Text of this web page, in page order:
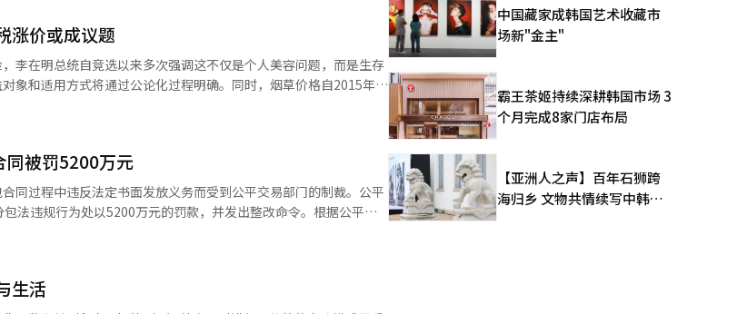
液化天然气运输的障碍可能导致氦等特种气体供应的不稳定。停火
SK海力士等半导体企业的业绩仍然受到人工智能半导体需求和内
企业用SSD的需求推动了业绩的改善。因此，将中东战争停火的效
低设备和材料采购成本、电力成本和物流费用的负担则具有重要意
电视、家电、智能手机和汽车电子部件的生产和销售网络遍布全
正常化并不意味着成本的立即恢复。战争期间积累的船舶等待和港
成后，霍尔木兹海峡通航的实际正常化速度、制裁的减轻范围以及
幅度。 业内人士表示：“电子和半导体行业并不像石油和石化行业
流、特种气体和电力成本的降低无疑是一个积极因素。”他补充
降的速度将是关键。”※ 本报道经人工智能（AI）系统翻译与编
费的公司数量大幅减少。 相比之下，银行业由于流
享受折扣的公司数量较去年有所减少。保险和金融投资行业则以标
万亿韩元，评估等级变动所导致的增加额仅为28亿韩元。※ 本报
涨价或成议题
李在明总统自竞选以来多次强调这不仅是个人美容问题，而是生存
象和适用方式将通过公论化过程明确。同时，烟草价格自2015年从
，涨价的可能性也被提上日程，旨在建立更完善的社会福利安全
长表示：“我深刻理解公众对脱发治疗
考虑与生命直接相关的重症疾病治疗药物或必要医疗基础设施
纳入保险导致健康保险财政的流失，政府计划在下半年设定明确
轻人等明确目标，逐步实施。 与脱发医保推进相关，
至今已维持11年不变。由于价格结构远低于物价上涨率和经济合
在被问及是否考虑提高烟草价格和引
同被罚5200万元
同过程中违反法定书面发放义务而受到公平交易部门的制裁。公平
法违规行为处以5200万元的罚款，并发出整改命令。根据公平交
年6月期间，向98家承包商委托制造家用供暖设备部件（如点火变
单价协议书上遗漏了公司印章，或以没有代表权的实务人员名义签
生活
中国藏家成韩国艺术收藏市
场新"金主"
霸王茶姬持续深耕韩国市场 3
个月完成8家门店布局
【亚洲人之声】百年石狮跨
海归乡 文物共情续写中韩人